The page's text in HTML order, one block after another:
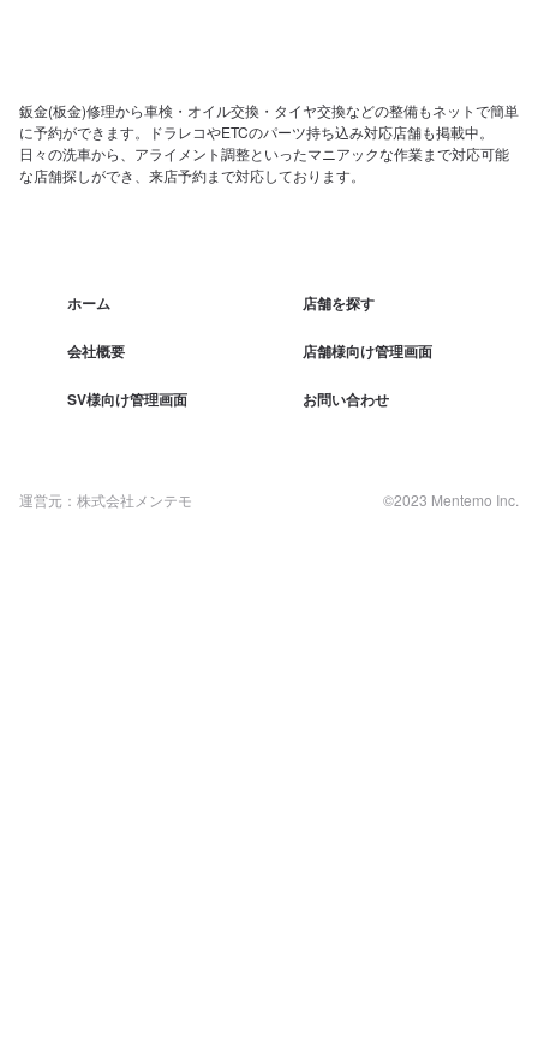
鈑金(板金)修理から車検・オイル交換・タイヤ交換などの整備もネットで簡単
に予約ができます。ドラレコやETCのパーツ持ち込み対応店舗も掲載中。
日々の洗車から、アライメント調整といったマニアックな作業まで対応可能
な店舗探しができ、来店予約まで対応しております。
ホーム 店舗を探す
会社概要 店舗様向け管理画面
SV様向け管理画面 お問い合わせ
運営元：株式会社メンテモ ©2023 Mentemo Inc.